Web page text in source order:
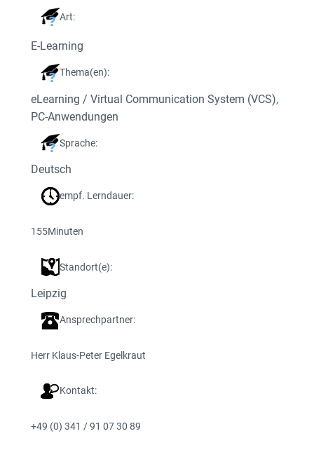
Art:
E-Learning
Thema(en):
eLearning / Virtual Communication System (VCS),
PC-Anwendungen
Sprache:
Deutsch
empf. Lerndauer:
155Minuten
Standort(e):
Leipzig
Ansprechpartner:
Herr Klaus-Peter Egelkraut
Kontakt:
+49 (0) 341 / 91 07 30 89